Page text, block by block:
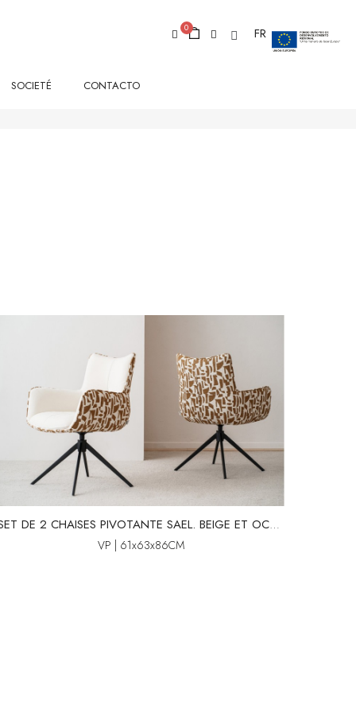
FR
SOCIETÉ CONTACTO
SET DE 2 CHAISES PIVOTANTE SAEL. BEIGE ET OCHRE
VP | 61x63x86CM